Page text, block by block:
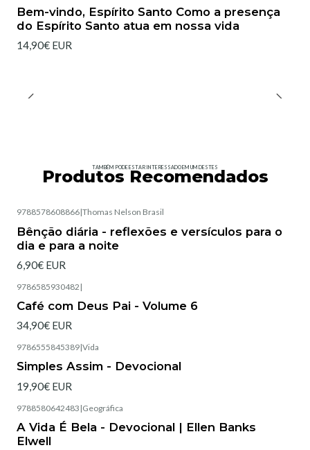
Bem-vindo, Espírito Santo Como a presença
do Espírito Santo atua em nossa vida
14,90€ EUR
TAMBÉM PODE ESTAR INTERESSADO EM UM DESTES
Produtos Recomendados
9788578608866|Thomas Nelson Brasil
Bênção diária - reflexões e versículos para o
dia e para a noite
6,90€ EUR
9786585930482 |
Café com Deus Pai - Volume 6
34,90€ EUR
9786555845389|Vida
Simples Assim - Devocional
19,90€ EUR
9788580642483 |Geográfica
A Vida É Bela - Devocional | Ellen Banks
Elwell